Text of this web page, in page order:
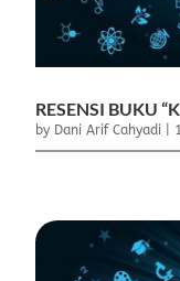
RESENSI BUKU
by Dani Arif Cahyadi